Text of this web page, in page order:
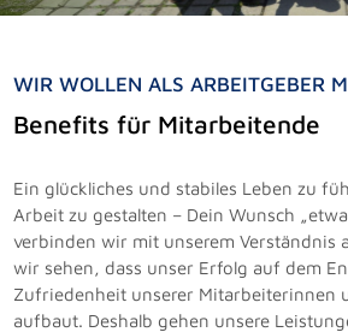
WIR WOLLEN ALS ARBEITGEBER
Benefits für Mitarbeitende
Ein glückliches und stabiles Leben zu
Arbeit zu gestalten – Dein Wunsch
verbinden wir mit unserem Verständnis
wir sehen, dass unser Erfolg auf dem
Zufriedenheit unserer Mitarbeiterinnen
aufbaut. Deshalb gehen unsere